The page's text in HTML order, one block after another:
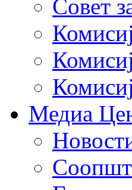
Совет
Медиа